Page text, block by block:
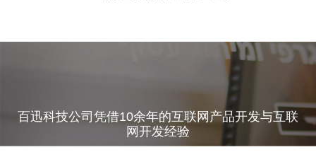
百迅科技公司凭借10余年的互联网产品开发与互联
网开发经验